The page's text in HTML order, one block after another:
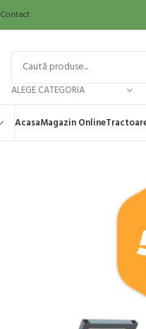
Contact
ALEGE CATEGORIA
AcasaMagazin Online